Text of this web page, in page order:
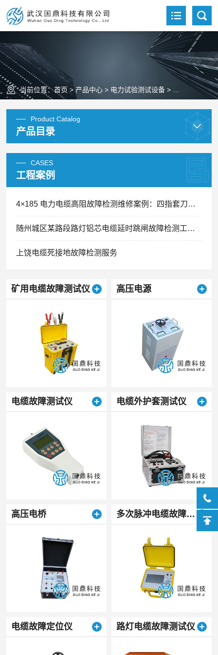
当前位置：首页 >产品中心 > 电力试验测试设备 > 电缆故障测试
Product Catalog
产品目录
CASES
工程案例
4×185 电力电缆高阻故障检测维修案例：四指套刀片划痕引发间歇性跳闸精准排查
随州城区某路段路灯铝芯电缆延时跳闸故障检测工程案例
上饶电缆死接地故障检测服务
矿用电缆故障测试仪 高压电源
电缆故障测试仪 电缆外护套测试仪
高压电桥 多次脉冲电缆故障测试仪
电缆故障定位仪 路灯电缆故障测试仪